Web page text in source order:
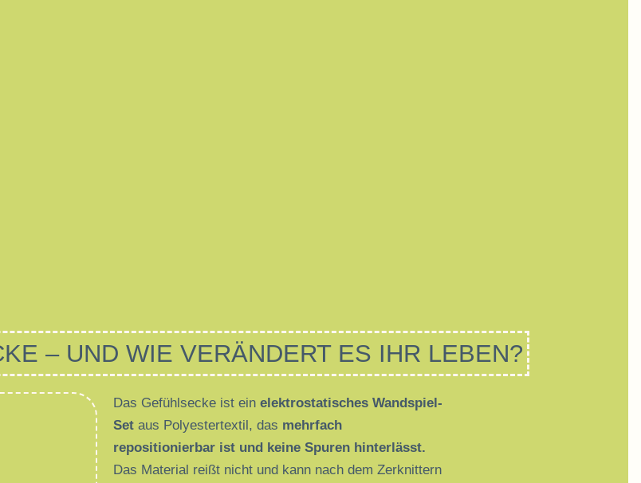
– UND WIE VERÄNDERT ES IHR LEBEN?
Das Gefühlsecke ist ein elektrostatisches Wandspiel-
Set aus Polyestertextil, das mehrfach
repositionierbar ist und keine Spuren hinterlässt.
Das Material reißt nicht und kann nach dem Zerknittern